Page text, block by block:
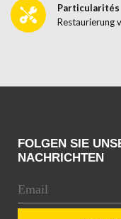
Particularités
Restaurierung
FOLGEN SIE
NACHRICHTEN